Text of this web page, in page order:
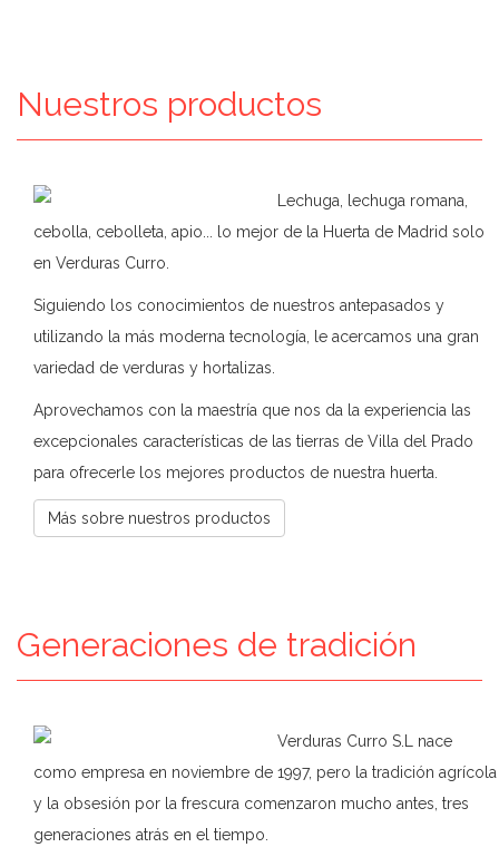
Nuestros productos
Lechuga, lechuga romana,
cebolla, cebolleta, apio... lo mejor de la Huerta de Madrid solo
en Verduras Curro.
Siguiendo los conocimientos de nuestros antepasados y
utilizando la más moderna tecnología, le acercamos una gran
variedad de verduras y hortalizas.
Aprovechamos con la maestría que nos da la experiencia las
excepcionales características de las tierras de Villa del Prado
para ofrecerle los mejores productos de nuestra huerta.
Más sobre nuestros productos
Generaciones de tradición
Verduras Curro S.L nace
como empresa en noviembre de 1997, pero la tradición agrícola
y la obsesión por la frescura comenzaron mucho antes, tres
generaciones atrás en el tiempo.